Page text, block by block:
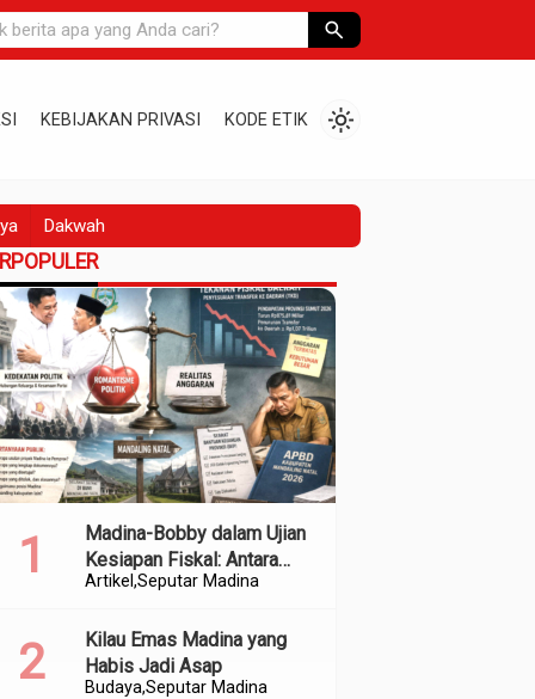
search
KEBIJAKAN PRIVASI KODE ETIK light_mode
Dakwah
Artikel Seputar Madina
Madina-Bobby dalam Ujian
Kesiapan Fiskal: Antara
Kedekatan Politik dan
BudayaSeputar Madina
Kilau Emas Madina yang
Habis Jadi Asap